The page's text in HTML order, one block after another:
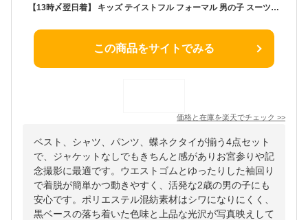
【13時〆翌日着】 キッズ テイストフル フォーマル 男の子 スーツ シャツ セット 子供スーツ キッズスーツ おしゃれ 子供服 子供 結婚式 お呼ばれ 誕生日 お宮参り 記念撮影 小学生 かっこいい 1歳 2歳 3歳 4歳 5歳 洋装 衣装 葬式 幼児 誕生日
この商品をサイトでみる
価格と在庫を楽天でチェック >>
ベスト、シャツ、パンツ、蝶ネクタイが揃う4点セット
で、ジャケットなしでもきちんと感がありお宮参りや記
念撮影に最適です。ウエストゴムとゆったりした袖回り
で着脱が簡単かつ動きやすく、活発な2歳の男の子にも
安心です。ポリエステル混紡素材はシワになりにくく、
黒ベースの落ち着いた色味と上品な光沢が写真映えして